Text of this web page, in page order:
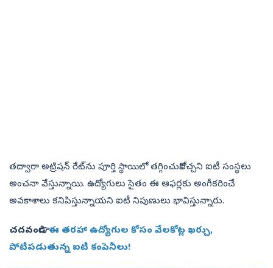
తద్వారా అట్రిషన్‌ రేట్‌ను పూర్తి స్థాయిలో తగ్గించుకోవచ్చని ఐటీ సంస్థలు
అంచనా వేస్తున్నాయి. ఉద్యోగులు సైతం ఈ ఆఫర్లకు అంగీకరించే
అవకాశాలు కనిపిస్తున్నాయని ఐటీ నిపుణులు భావిస్తున్నారు.
చదవండి👉ఈ తరహా ఉద్యోగుల కోసం వేలకోట్ల ఖర్చు,
పోటీపడుతున్న ఐటీ కంపెనీలు!